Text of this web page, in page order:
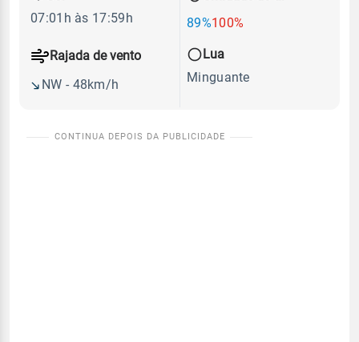
89%100%
Rajada de vento
NW - 48km/h
07:01h às 17:59h
Lua
Minguante